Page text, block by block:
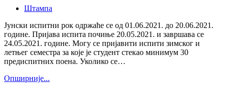
Штампа
Јунски испитни рок одржаће се од 01.06.2021. до 20.06.2021.
године. Пријава испита почиње 20.05.2021. и завршава се
24.05.2021. године. Могу се пријавити испити зимског и
летњег семестра за које је студент стекао минимум 30
предиспитних поена. Уколико се…
Oпширније...